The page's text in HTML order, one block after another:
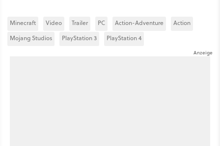
Minecraft Video Trailer PC Action-Adventure
Action
Mojang Studios
PlayStation 3 PlayStation 4